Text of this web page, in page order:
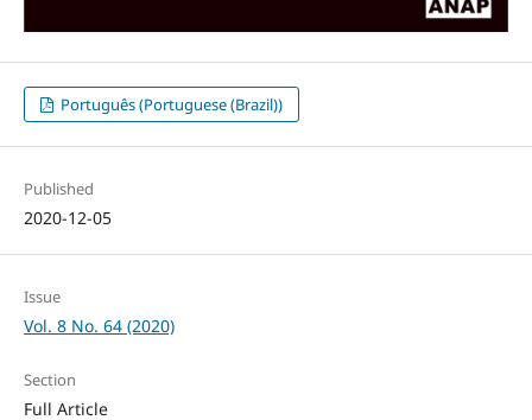
Português (Portuguese (Brazil))
Published
2020-12-05
Issue
Vol. 8 No. 64 (2020)
Section
Full Article